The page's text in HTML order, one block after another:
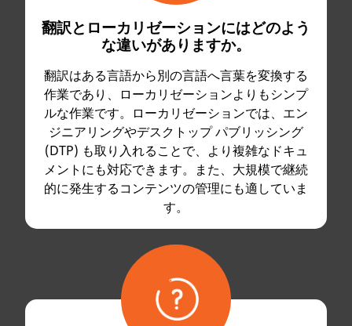
翻訳とローカリゼーションにはどのよう
な違いがありますか。
翻訳はある言語から別の言語へ言葉を変換する
作業であり、ローカリゼーションよりもシンプ
ルな作業です。ローカリゼーションでは、エン
ジニアリングやデスクトップ パブリッシング
(DTP) も取り入れることで、より複雑なドキュ
メントにも対応できます。また、大規模で継続
的に発生するコンテンツの管理にも適していま
す。